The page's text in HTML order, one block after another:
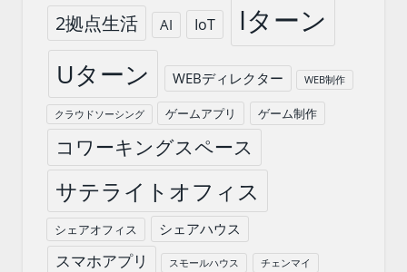
2拠点生活 AI IoT Iターン
Uターン WEBディレクター WEB制作
クラウドソーシング ゲームアプリ ゲーム制作
コワーキングスペース
サテライトオフィス
シェアオフィス シェアハウス
スマホアプリ スモールハウス チェンマイ